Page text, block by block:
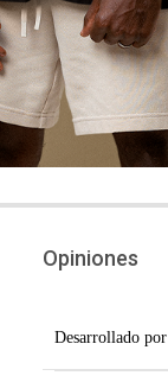
Opiniones
Desarrollado por